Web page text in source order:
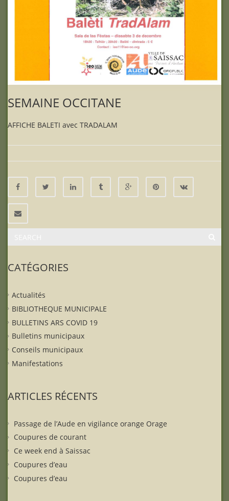
SEMAINE OCCITANE
AFFICHE BALETI avec TRADALAM
CATÉGORIES
Actualités
BIBLIOTHEQUE MUNICIPALE
BULLETINS ARS COVID 19
Bulletins municipaux
Conseils municipaux
Manifestations
ARTICLES RÉCENTS
Passage de l’Aude en vigilance orange Orage
Coupures de courant
Ce week end à Saissac
Coupures d’eau
Coupures d’eau